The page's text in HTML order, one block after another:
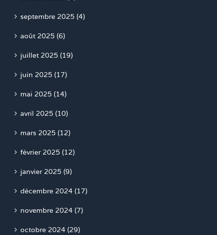
septembre 2025 (4)
août 2025 (6)
juillet 2025 (19)
juin 2025 (17)
mai 2025 (14)
avril 2025 (10)
mars 2025 (12)
février 2025 (12)
janvier 2025 (9)
décembre 2024 (17)
novembre 2024 (7)
octobre 2024 (29)